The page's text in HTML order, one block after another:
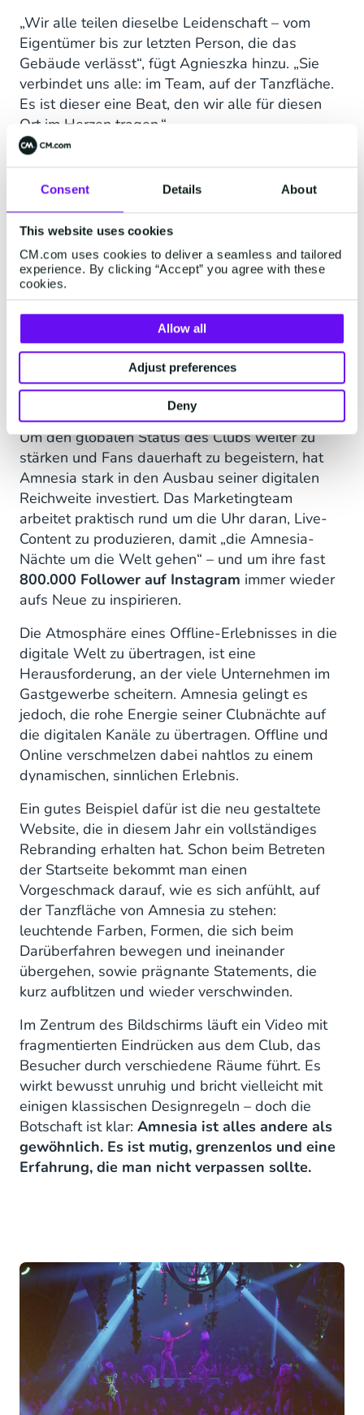
Consent Details About
This website uses cookies
CM.com uses cookies to deliver a seamless and tailored
experience. By clicking “Accept” you agree with these
cookies.
Allow all
Adjust preferences
Deny
„Wir alle teilen dieselbe Leidenschaft – vom
Eigentümer bis zur letzten Person, die das
Gebäude verlässt“, fügt Agnieszka hinzu. „Sie
verbindet uns alle: im Team, auf der Tanzfläche.
Es ist dieser eine Beat, den wir alle für diesen
Ort im Herzen tragen.“
Digitalisierung ist ein
kontinuierlicher Prozess.
Trotz seines legendären Erbes musste sich
Amnesia – wie jedes andere Unternehmen – an
die digitale Revolution anpassen. „Die
Digitalisierung war ein wichtiger Prozess für das
gesamte Unternehmen und auch für unser
Marketingteam“, erklärt Bea. „Wir mussten
Systeme und Prozesse neu denken und uns für
neue Technologien öffnen.“
Um den globalen Status des Clubs weiter zu
stärken und Fans dauerhaft zu begeistern, hat
Amnesia stark in den Ausbau seiner digitalen
Reichweite investiert. Das Marketingteam
arbeitet praktisch rund um die Uhr daran, Live-
Content zu produzieren, damit „die Amnesia-
Nächte um die Welt gehen“ – und um ihre fast
800.000 Follower auf Instagram immer wieder
aufs Neue zu inspirieren.
Die Atmosphäre eines Offline-Erlebnisses in die
digitale Welt zu übertragen, ist eine
Herausforderung, an der viele Unternehmen im
Gastgewerbe scheitern. Amnesia gelingt es
jedoch, die rohe Energie seiner Clubnächte auf
die digitalen Kanäle zu übertragen. Offline und
Online verschmelzen dabei nahtlos zu einem
dynamischen, sinnlichen Erlebnis.
Ein gutes Beispiel dafür ist die neu gestaltete
Website, die in diesem Jahr ein vollständiges
Rebranding erhalten hat. Schon beim Betreten
der Startseite bekommt man einen
Vorgeschmack darauf, wie es sich anfühlt, auf
der Tanzfläche von Amnesia zu stehen:
leuchtende Farben, Formen, die sich beim
Darüberfahren bewegen und ineinander
übergehen, sowie prägnante Statements, die
kurz aufblitzen und wieder verschwinden.
Im Zentrum des Bildschirms läuft ein Video mit
fragmentierten Eindrücken aus dem Club, das
Besucher durch verschiedene Räume führt. Es
wirkt bewusst unruhig und bricht vielleicht mit
einigen klassischen Designregeln – doch die
Botschaft ist klar: Amnesia ist alles andere als
gewöhnlich. Es ist mutig, grenzenlos und eine
Erfahrung, die man nicht verpassen sollte.